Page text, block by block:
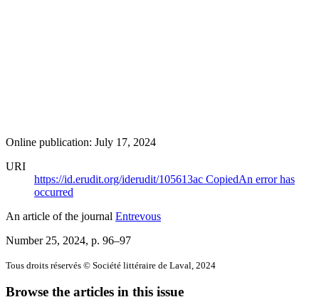
Online publication: July 17, 2024
URI
https://id.erudit.org/iderudit/105613ac CopiedAn error has
occurred
An article of the journal Entrevous
Number 25, 2024, p. 96–97
Tous droits réservés © Société littéraire de Laval, 2024
Browse the articles in this issue